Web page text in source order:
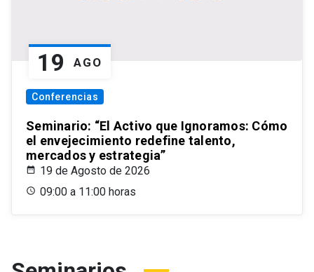
19 AGO
Conferencias
Seminario: “El Activo que Ignoramos: Cómo
el envejecimiento redefine talento,
mercados y estrategia”
19 de Agosto de 2026
09:00 a 11:00 horas